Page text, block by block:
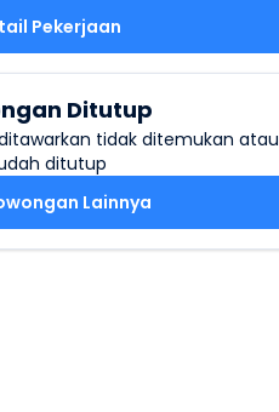
Pekerjaan
Ditutup
tidak ditemukan atau
ditutup
Lainnya